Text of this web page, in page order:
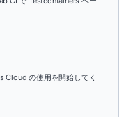
Cloud の使用を開始してく